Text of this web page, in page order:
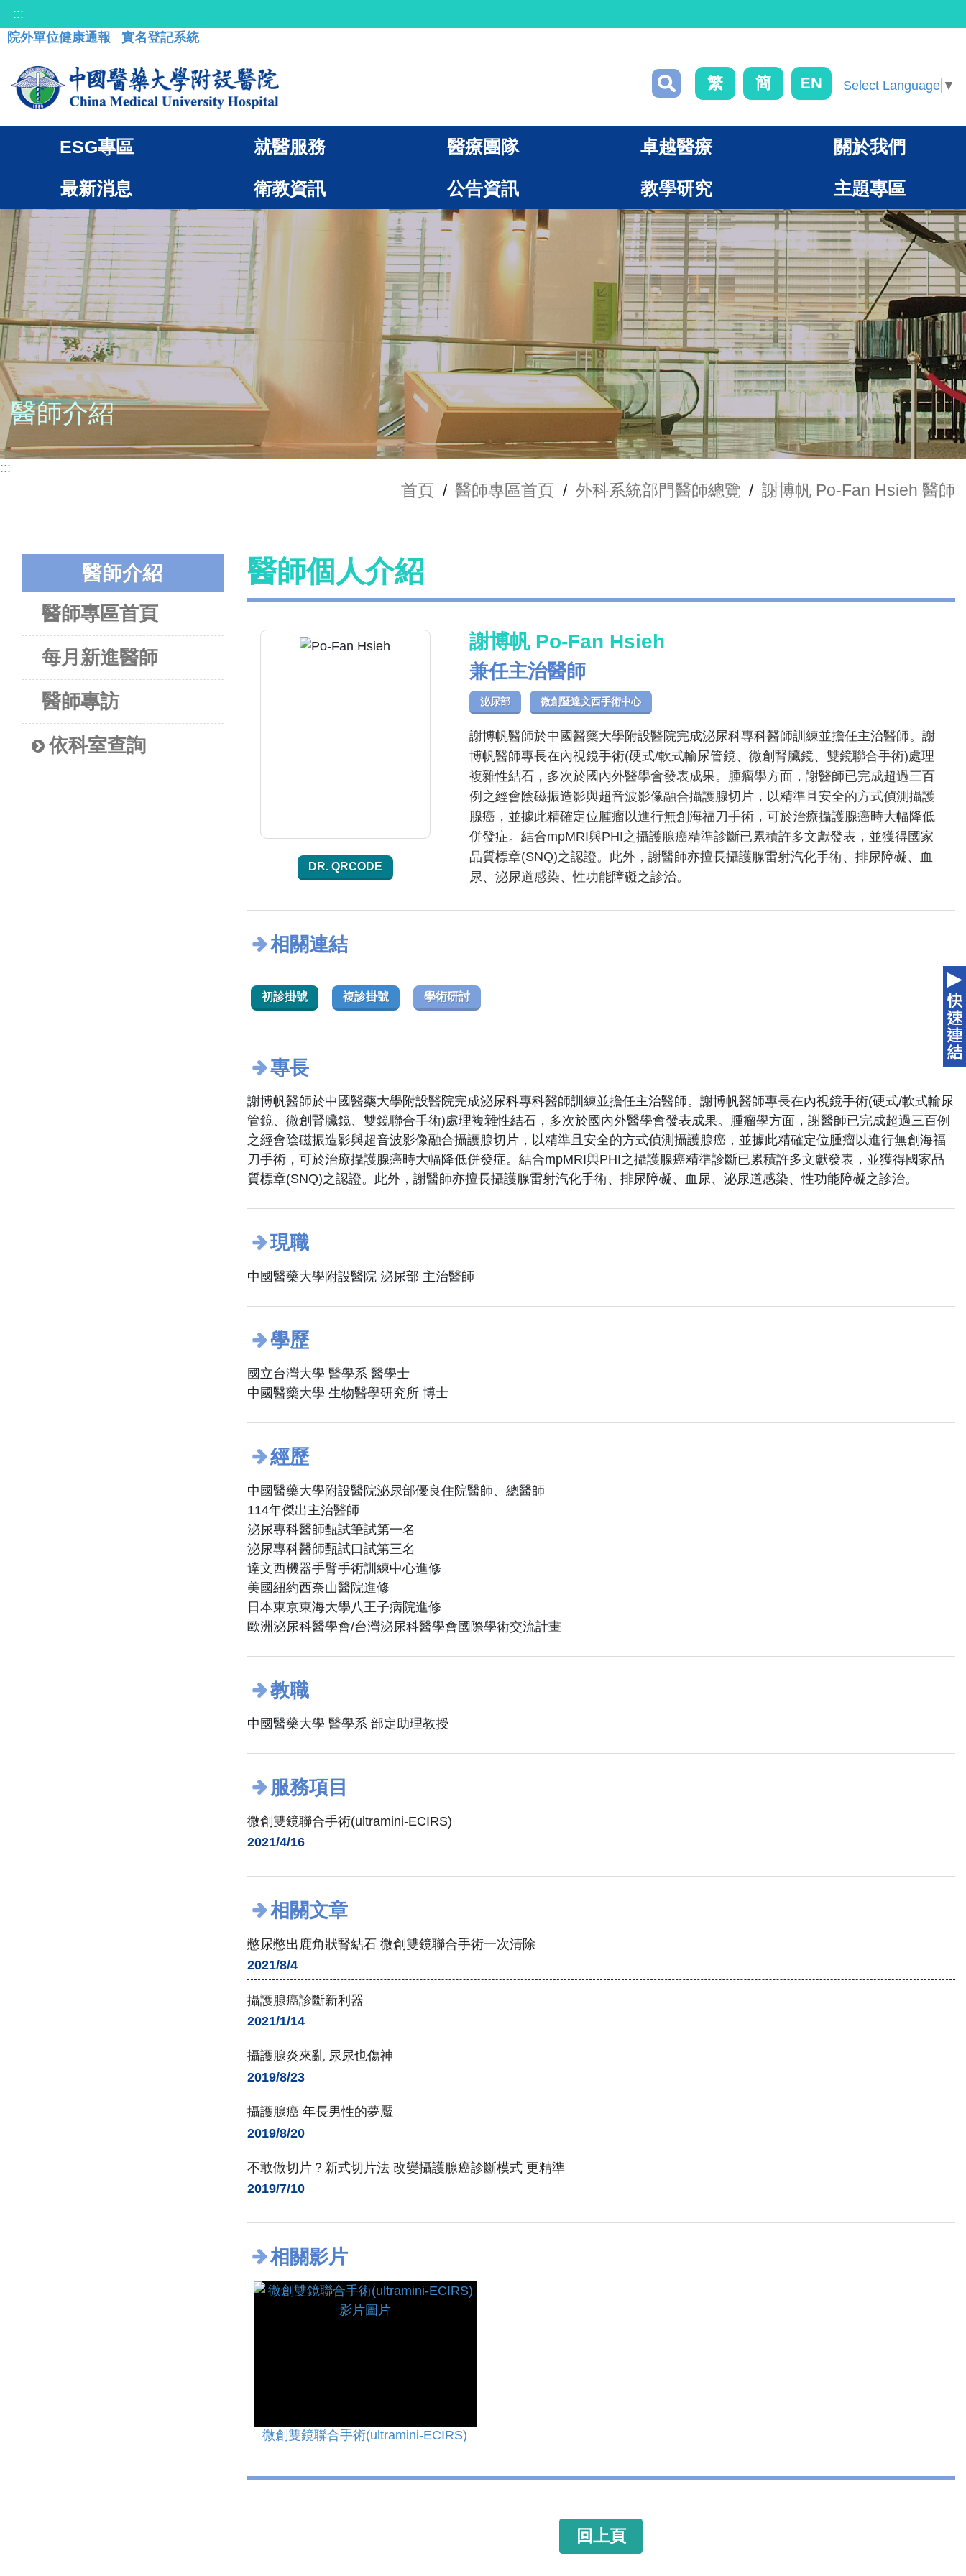
:::
院外單位健康通報
實名登記系統
繁 簡 EN Select Language ▼
ESG專區 就醫服務 醫療團隊 卓越醫療 關於我們
最新消息 衛教資訊 公告資訊 教學研究 主題專區
醫師介紹
:::
首頁 / 醫師專區首頁 / 外科系統部門醫師總覽 / 謝博帆 Po-Fan Hsieh 醫師
醫師介紹
醫師專區首頁
每月新進醫師
醫師專訪
依科室查詢
醫師個人介紹
DR. QRCODE
謝博帆 Po-Fan Hsieh
兼任主治醫師
泌尿部 微創暨達文西手術中心
謝博帆醫師於中國醫藥大學附設醫院完成泌尿科專科醫師訓練並擔任主治醫師。謝
博帆醫師專長在內視鏡手術(硬式/軟式輸尿管鏡、微創腎臟鏡、雙鏡聯合手術)處理
複雜性結石，多次於國內外醫學會發表成果。腫瘤學方面，謝醫師已完成超過三百
例之經會陰磁振造影與超音波影像融合攝護腺切片，以精準且安全的方式偵測攝護
腺癌，並據此精確定位腫瘤以進行無創海福刀手術，可於治療攝護腺癌時大幅降低
併發症。結合mpMRI與PHI之攝護腺癌精準診斷已累積許多文獻發表，並獲得國家
品質標章(SNQ)之認證。此外，謝醫師亦擅長攝護腺雷射汽化手術、排尿障礙、血
尿、泌尿道感染、性功能障礙之診治。
相關連結
初診掛號 複診掛號 學術研討
專長
謝博帆醫師於中國醫藥大學附設醫院完成泌尿科專科醫師訓練並擔任主治醫師。謝博帆醫師專長在內視鏡手術(硬式/軟式輸尿
管鏡、微創腎臟鏡、雙鏡聯合手術)處理複雜性結石，多次於國內外醫學會發表成果。腫瘤學方面，謝醫師已完成超過三百例
之經會陰磁振造影與超音波影像融合攝護腺切片，以精準且安全的方式偵測攝護腺癌，並據此精確定位腫瘤以進行無創海福
刀手術，可於治療攝護腺癌時大幅降低併發症。結合mpMRI與PHI之攝護腺癌精準診斷已累積許多文獻發表，並獲得國家品
質標章(SNQ)之認證。此外，謝醫師亦擅長攝護腺雷射汽化手術、排尿障礙、血尿、泌尿道感染、性功能障礙之診治。
現職
中國醫藥大學附設醫院 泌尿部 主治醫師
學歷
國立台灣大學 醫學系 醫學士
中國醫藥大學 生物醫學研究所 博士
經歷
中國醫藥大學附設醫院泌尿部優良住院醫師、總醫師
114年傑出主治醫師
泌尿專科醫師甄試筆試第一名
泌尿專科醫師甄試口試第三名
達文西機器手臂手術訓練中心進修
美國紐約西奈山醫院進修
日本東京東海大學八王子病院進修
歐洲泌尿科醫學會/台灣泌尿科醫學會國際學術交流計畫
教職
中國醫藥大學 醫學系 部定助理教授
服務項目
微創雙鏡聯合手術(ultramini-ECIRS)
2021/4/16
相關文章
憋尿憋出鹿角狀腎結石 微創雙鏡聯合手術一次清除
2021/8/4
攝護腺癌診斷新利器
2021/1/14
攝護腺炎來亂 尿尿也傷神
2019/8/23
攝護腺癌 年長男性的夢魘
2019/8/20
不敢做切片？新式切片法 改變攝護腺癌診斷模式 更精準
2019/7/10
相關影片
微創雙鏡聯合手術(ultramini-ECIRS)
回上頁